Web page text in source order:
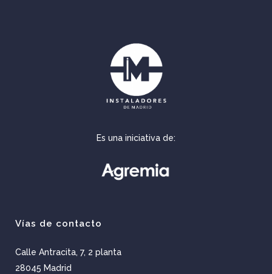
Es una iniciativa de:
Vías de contacto
Calle Antracita, 7, 2 planta
28045 Madrid